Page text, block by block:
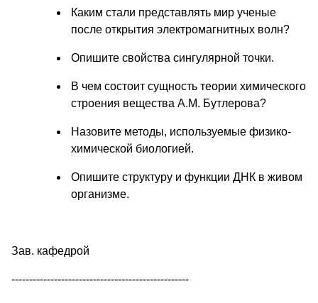
Каким стали представлять мир ученые
после открытия электромагнитных волн?
Опишите свойства сингулярной точки.
В чем состоит сущность теории химического
строения вещества А.М. Бутлерова?
Назовите методы, используемые физико-
химической биологией.
Опишите структуру и функции ДНК в живом
организме.
Зав. кафедрой
--------------------------------------------------